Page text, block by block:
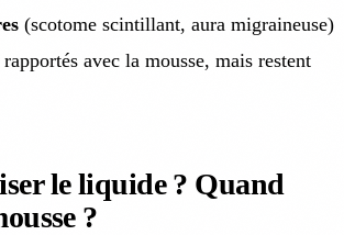
(scotome scintillant, aura migraineuse)
avec la mousse, mais restent
le liquide ? Quand
?